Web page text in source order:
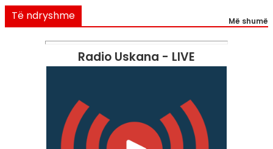
Të ndryshme Më shumë
Radio Uskana - LIVE